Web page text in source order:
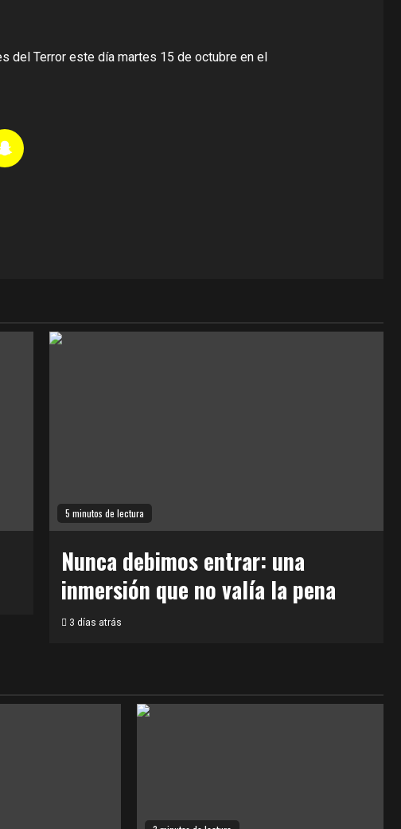
del Terror este día martes 15 de octubre en el
5 minutos de lectura
Nunca debimos entrar: una
inmersión que no valía la pena
3 días atrás